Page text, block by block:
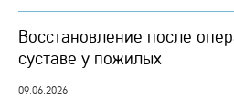
Восстановление после
суставе у пожилых
09.06.2026